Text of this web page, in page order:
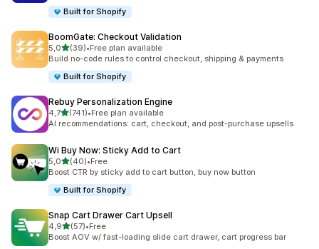
Built for Shopify
BoomGate: Checkout Validation
5,0av 5 stjerner
(39)
Totalt 39 omtaler
•Free plan available
Build no-code rules to control checkout, shipping & payments
Built for Shopify
Rebuy Personalization Engine
4,7av 5 stjerner
(741)
Totalt 741 omtaler
•Free plan available
AI recommendations: cart, checkout, and post-purchase upsells
Wi Buy Now: Sticky Add to Cart
5,0av 5 stjerner
(40)
Totalt 40 omtaler
•Free
Boost CTR by sticky add to cart button, buy now button
Built for Shopify
Snap Cart Drawer Cart Upsell
4,9av 5 stjerner
(57)
Totalt 57 omtaler
•Free
Boost AOV w/ fast-loading slide cart drawer, cart progress bar